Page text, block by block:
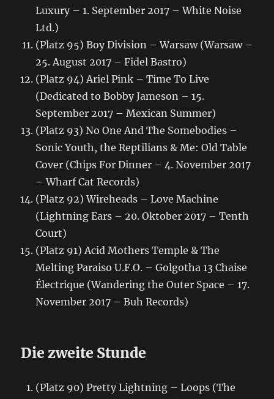
Luxury – 1. September 2017 – White Noise
Ltd.)
(Platz 95) Boy Division – Warsaw (Warsaw –
25. August 2017 – Fidel Bastro)
(Platz 94) Ariel Pink – Time To Live
(Dedicated to Bobby Jameson – 15.
September 2017 – Mexican Summer)
(Platz 93) No One And The Somebodies –
Sonic Youth, the Reptilians & Me: Old Table
Cover (Chips For Dinner – 4. November 2017
– Wharf Cat Records)
(Platz 92) Wireheads – Love Machine
(Lightning Ears – 20. Oktober 2017 – Tenth
Court)
(Platz 91) Acid Mothers Temple & The
Melting Paraiso U.F.O. – Golgotha 13 Chaise
Électrique (Wandering the Outer Space – 17.
November 2017 – Buh Records)
Die zweite Stunde
(Platz 90) Pretty Lightning – Loops (The